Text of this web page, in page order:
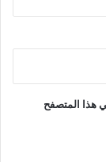
هذا المتصفح